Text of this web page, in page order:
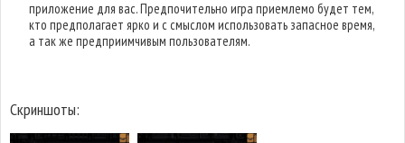
приложение для вас. Предпочительно игра приемлемо будет тем,
кто предполагает ярко и с смыслом использовать запасное время,
а так же предприимчивым пользователям.
Скриншоты: